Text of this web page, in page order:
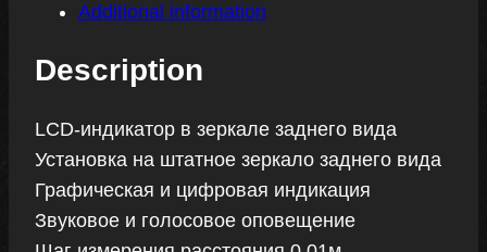
Additional information
Description
LCD-индикатор в зеркале заднего вида
Установка на штатное зеркало заднего вида
Графическая и цифровая индикация
Звуковое и голосовое оповещение